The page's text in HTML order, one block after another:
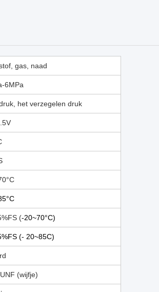
gas, naad
6MPa
het verzegelen druk
(-20~70°C)
(- 20~85C)
(wijfje)